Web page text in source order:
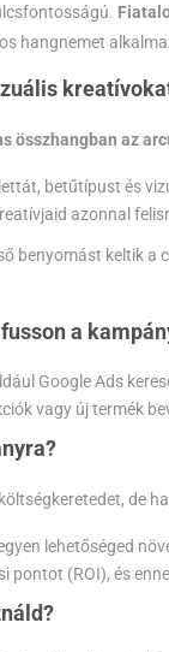
hangnemet
összhangban az
betűtípust és
azonnal
benyomást keltik a
a
Google Ads
vagy új termék
de
lehetőséged
pontot (ROI), és